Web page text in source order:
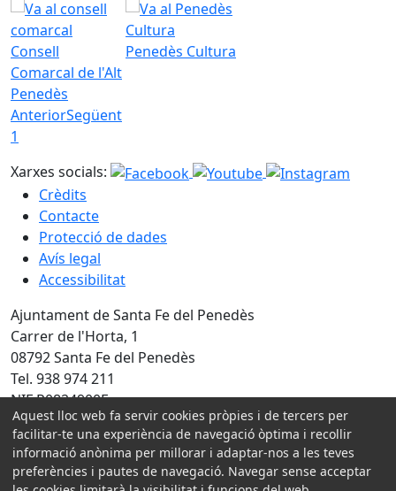
Consell
Comarcal de l'Alt
Penedès
Penedès Cultura
AnteriorSegüent
1
Xarxes socials:
Crèdits
Contacte
Protecció de dades
Avís legal
Accessibilitat
Ajuntament de Santa Fe del Penedès
Carrer de l'Horta, 1
08792 Santa Fe del Penedès
Tel. 938 974 211
NIF P0824900E
Amb la col·laboració de:
Aquest lloc web fa servir cookies pròpies i de tercers per
facilitar-te una experiència de navegació òptima i recollir
informació anònima per millorar i adaptar-nos a les teves
preferències i pautes de navegació. Navegar sense acceptar